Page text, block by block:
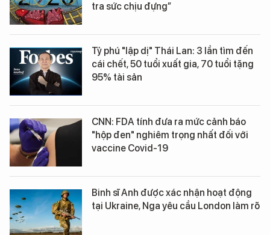
tra sức chịu đựng”
Tỷ phú "lập dị" Thái Lan: 3 lần tìm đến
cái chết, 50 tuổi xuất gia, 70 tuổi tặng
95% tài sản
CNN: FDA tính đưa ra mức cảnh báo
"hộp đen" nghiêm trọng nhất đối với
vaccine Covid-19
Binh sĩ Anh được xác nhận hoạt động
tại Ukraine, Nga yêu cầu London làm rõ